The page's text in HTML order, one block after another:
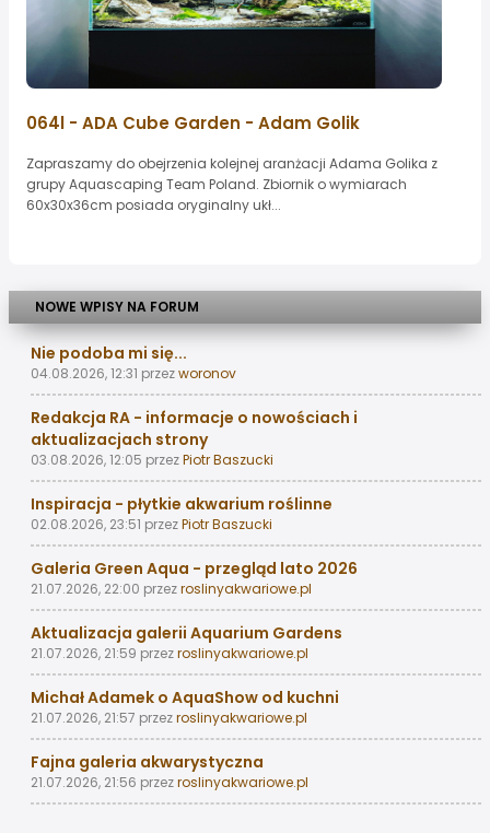
064l - ADA Cube Garden - Adam Golik
Zapraszamy do obejrzenia kolejnej aranżacji Adama Golika z
grupy Aquascaping Team Poland. Zbiornik o wymiarach
60x30x36cm posiada oryginalny ukł...
NOWE WPISY NA FORUM
Nie podoba mi się...
04.08.2026, 12:31 przezworonov
Redakcja RA - informacje o nowościach i
aktualizacjach strony
03.08.2026, 12:05 przezPiotr Baszucki
Inspiracja - płytkie akwarium roślinne
02.08.2026, 23:51 przezPiotr Baszucki
Galeria Green Aqua - przegląd lato 2026
21.07.2026, 22:00 przezroslinyakwariowe.pl
Aktualizacja galerii Aquarium Gardens
21.07.2026, 21:59 przezroslinyakwariowe.pl
Michał Adamek o AquaShow od kuchni
21.07.2026, 21:57 przezroslinyakwariowe.pl
Fajna galeria akwarystyczna
21.07.2026, 21:56 przezroslinyakwariowe.pl